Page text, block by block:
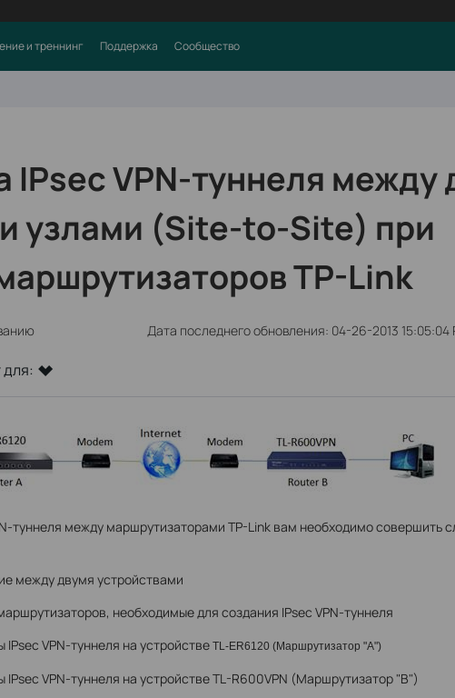
и треннинг Поддержка Сообщество
IPsec VPN-туннеля между
узлами (Site-to-Site) при
TP-Link
Дата последнего обновления: 04-26-2013 15:05:04
для:
туннеля между маршрутизаторами TP-Link вам необходимо совершить
между двумя устройствами
необходимые для создания IPsec VPN-туннеля
VPN-туннеля на yстройстве TL-ER6120 (Маршрутизатор "А")
VPN-туннеля на устройстве TL-R600VPN (Маршрутизатор "B")